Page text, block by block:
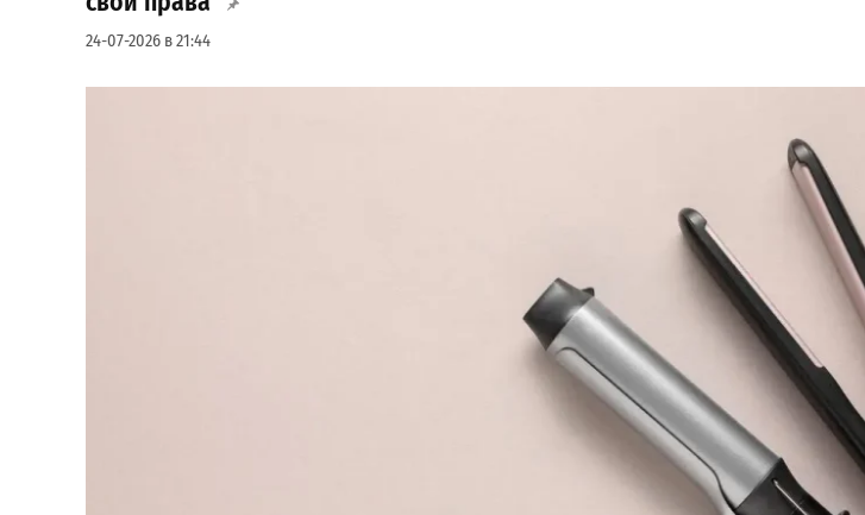
24-07-2026 в 21:44